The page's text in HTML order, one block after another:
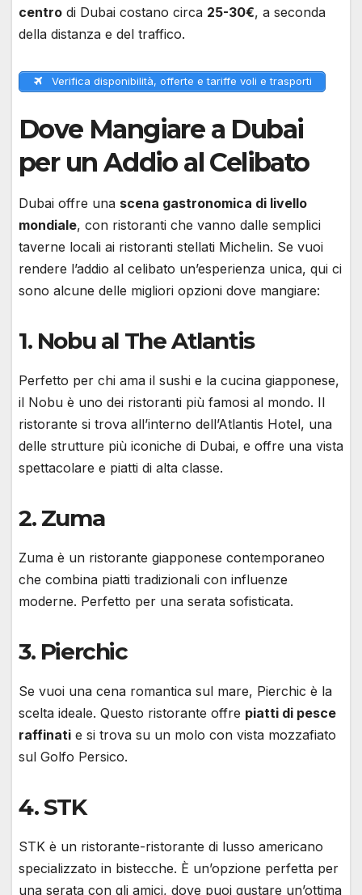
centro di Dubai costano circa 25-30€, a seconda
della distanza e del traffico.
Verifica disponibilità, offerte e tariffe voli e trasporti
Dove Mangiare a Dubai
per un Addio al Celibato
Dubai offre una scena gastronomica di livello
mondiale, con ristoranti che vanno dalle semplici
taverne locali ai ristoranti stellati Michelin. Se vuoi
rendere l’addio al celibato un’esperienza unica, qui ci
sono alcune delle migliori opzioni dove mangiare:
1. Nobu al The Atlantis
Perfetto per chi ama il sushi e la cucina giapponese,
il Nobu è uno dei ristoranti più famosi al mondo. Il
ristorante si trova all’interno dell’Atlantis Hotel, una
delle strutture più iconiche di Dubai, e offre una vista
spettacolare e piatti di alta classe.
2. Zuma
Zuma è un ristorante giapponese contemporaneo
che combina piatti tradizionali con influenze
moderne. Perfetto per una serata sofisticata.
3. Pierchic
Se vuoi una cena romantica sul mare, Pierchic è la
scelta ideale. Questo ristorante offre piatti di pesce
raffinati e si trova su un molo con vista mozzafiato
sul Golfo Persico.
4.STK
STK è un ristorante-ristorante di lusso americano
specializzato in bistecche. È un’opzione perfetta per
una serata con gli amici, dove puoi gustare un’ottima